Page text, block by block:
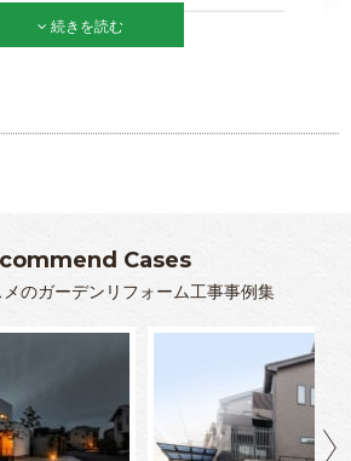
続きを読む
Cases
のガーデンリフォーム工事事例集